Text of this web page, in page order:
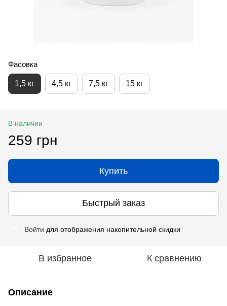
Фасовка
1,5 кг 4,5 кг 7,5 кг 15 кг
В наличии
259 грн
Купить
Быстрый заказ
Войти для отображения накопительной скидки
В избранное К сравнению
Описание